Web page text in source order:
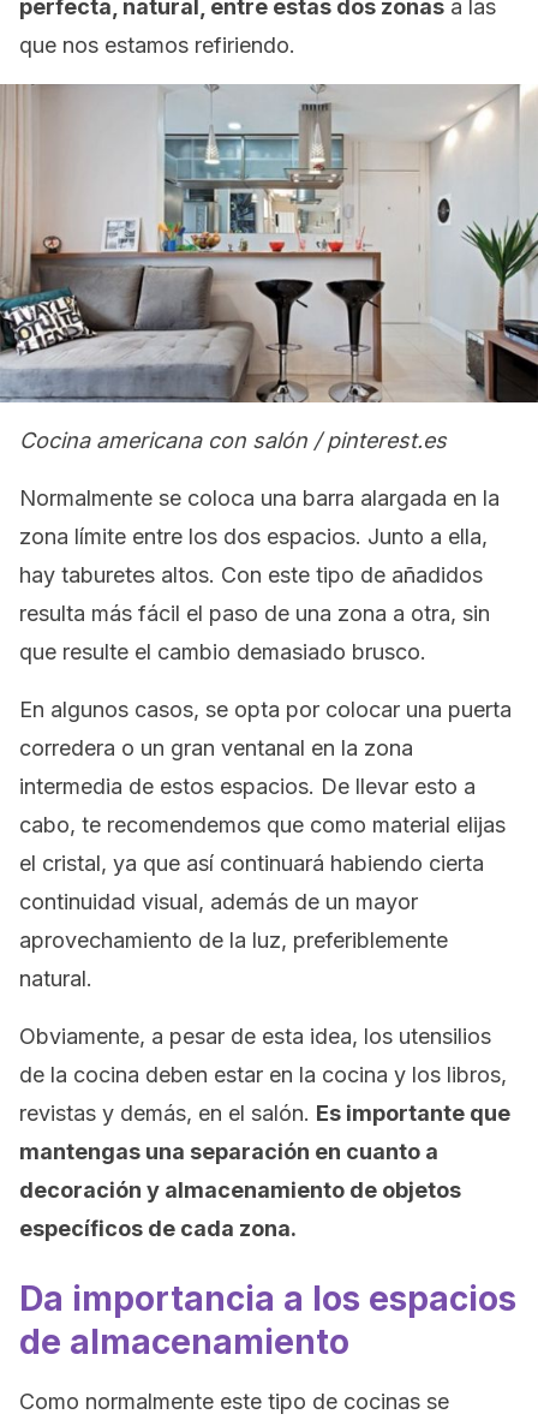
perfecta, natural, entre estas dos zonas a las
que nos estamos refiriendo.
Cocina americana con salón / pinterest.es
Normalmente se coloca una barra alargada en la
zona límite entre los dos espacios. Junto a ella,
hay taburetes altos. Con este tipo de añadidos
resulta más fácil el paso de una zona a otra, sin
que resulte el cambio demasiado brusco.
En algunos casos, se opta por colocar una puerta
corredera o un gran ventanal en la zona
intermedia de estos espacios. De llevar esto a
cabo, te recomendemos que como material elijas
el cristal, ya que así continuará habiendo cierta
continuidad visual, además de un mayor
aprovechamiento de la luz, preferiblemente
natural.
Obviamente, a pesar de esta idea, los utensilios
de la cocina deben estar en la cocina y los libros,
revistas y demás, en el salón. Es importante que
mantengas una separación en cuanto a
decoración y almacenamiento de objetos
específicos de cada zona.
Da importancia a los espacios
de almacenamiento
Como normalmente este tipo de cocinas se